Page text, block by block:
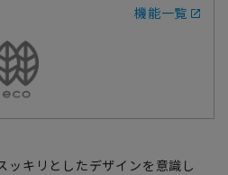
機能一覧
ッキリとしたデザインを意識し